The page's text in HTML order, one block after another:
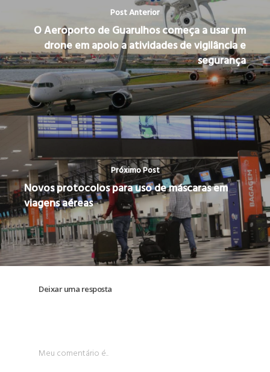
Post Anterior
O Aeroporto de Guarulhos começa a usar um
drone em apoio a atividades de vigilância e
segurança
Próximo Post
Novos protocolos para uso de máscaras em
viagens aéreas
Deixar uma resposta
Meu comentário é..